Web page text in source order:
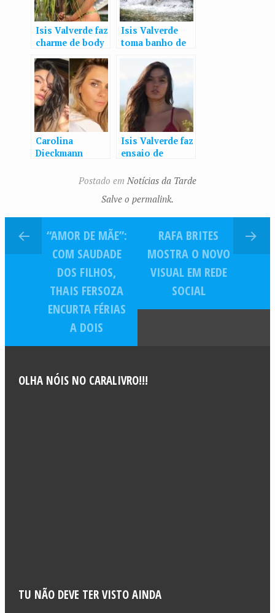
Isis Valverde faz
charme de body
planta
Isis Valverde
toma banho de
“Sendo parte de
um todo!”
Carolina
Dieckmann
vai conseguir ir
“Arrasada”
Isis Valverde faz
ensaio de
Argentina
Postado em Notícias da Tarde
Salve o permalink.
“AMOR DE MÃE”:
COM SAUDADE
DOS FILHOS,
THAIS FERSOZA
ENCURTA FÉRIAS
A DOIS
RAFA BRITES
MOSTRA O NOVO
VISUAL EM REDE
SOCIAL
OLHA NÓIS NO CARALIVRO!!!
TU NÃO DEVE TER VISTO AINDA